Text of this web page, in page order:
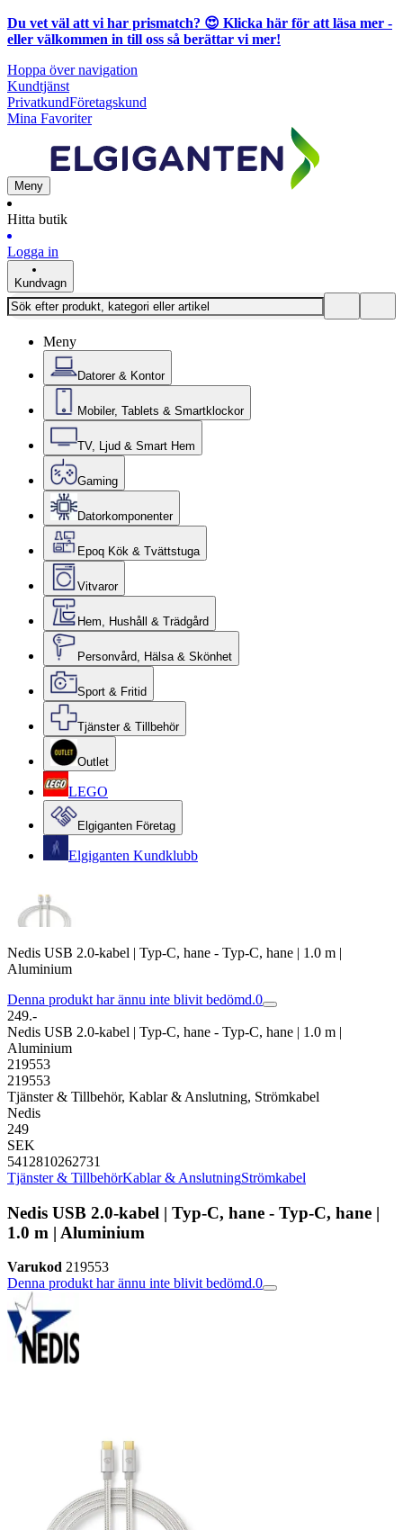
Du vet väl att vi har prismatch? 😍 Klicka här för att läsa mer -
eller välkommen in till oss så berättar vi mer!
Hoppa över navigation
Kundtjänst
PrivatkundFöretagskund
Mina Favoriter
Meny
Hitta butik
Logga in
Kundvagn
Meny
Datorer & Kontor
Mobiler, Tablets & Smartklockor
TV, Ljud & Smart Hem
Gaming
Datorkomponenter
Epoq Kök & Tvättstuga
Vitvaror
Hem, Hushåll & Trädgård
Personvård, Hälsa & Skönhet
Sport & Fritid
Tjänster & Tillbehör
Outlet
LEGO
Elgiganten Företag
Elgiganten Kundklubb
Nedis USB 2.0-kabel | Typ-C, hane - Typ-C, hane | 1.0 m |
Aluminium
Denna produkt har ännu inte blivit bedömd.0
249.-
Nedis USB 2.0-kabel | Typ-C, hane - Typ-C, hane | 1.0 m |
Aluminium
219553
219553
Tjänster & Tillbehör, Kablar & Anslutning, Strömkabel
Nedis
249
SEK
5412810262731
Tjänster & TillbehörKablar & AnslutningStrömkabel
Nedis USB 2.0-kabel | Typ-C, hane - Typ-C, hane |
1.0 m | Aluminium
Varukod 219553
Denna produkt har ännu inte blivit bedömd.0